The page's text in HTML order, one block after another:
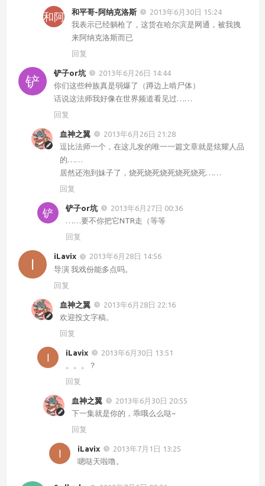
和平哥-阿纳克洛斯
2013年6月30日 15:24
我表示已经躺枪了，这货在哈尔滨是网通，被我拽
来阿纳克洛斯而已
回复
铲子or坑
2013年6月26日 14:44
你们这些种族真是弱爆了（蹲边上啃尸体）
话说这法师我好像在世界频道看见过……
回复
血神之翼
2013年6月26日 21:28
逗比法师一个，在这儿发的唯一一篇文章就是炫耀人品
的……
居然还泡到妹子了，烧死烧死烧死烧死烧死……
回复
铲子or坑
2013年6月27日 00:36
……要不你把它NTR走（等等
回复
iLavix
2013年6月28日 14:56
导演 我戏份能多点吗。
回复
血神之翼
2013年6月28日 22:16
欢迎投文字稿。
回复
iLavix
2013年6月30日 13:51
。。。？
回复
血神之翼
2013年6月30日 20:55
下一集就是你的，乖哦么么哒~
回复
iLavix
2013年7月1日 13:25
嗯哒天啦噜。